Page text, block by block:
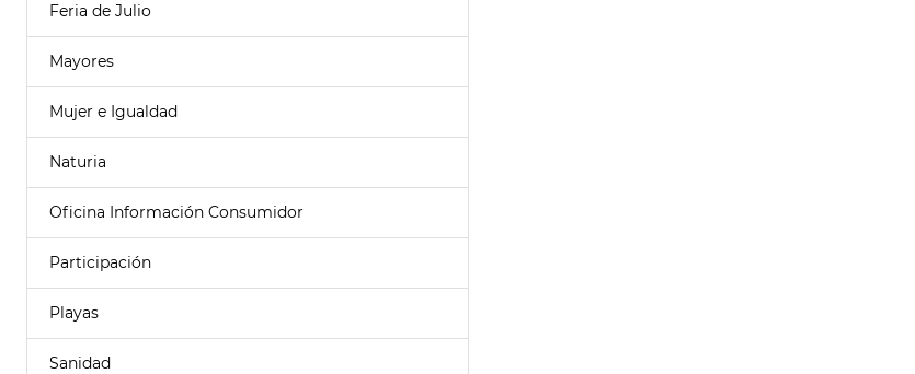
Feria de Julio
Mayores
Mujer e Igualdad
Naturia
Oficina Información Consumidor
Participación
Playas
Sanidad